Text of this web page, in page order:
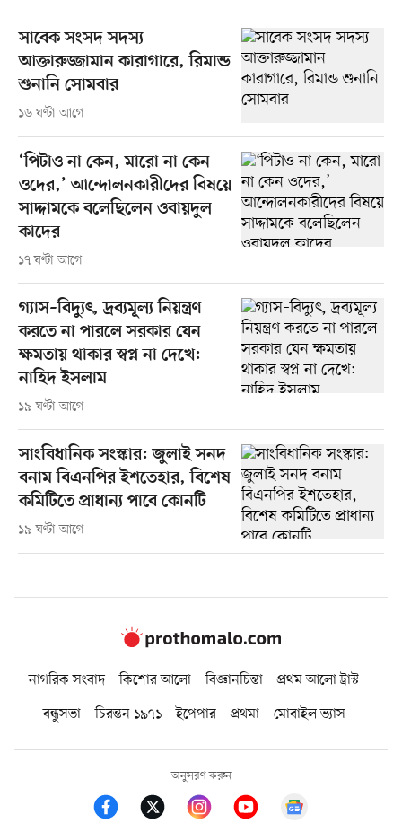
সাবেক সংসদ সদস্য
আক্তারুজ্জামান কারাগারে, রিমান্ড
শুনানি সোমবার
১৬ ঘণ্টা আগে
‘পিটাও না কেন, মারো না কেন
ওদের,’ আন্দোলনকারীদের বিষয়ে
সাদ্দামকে বলেছিলেন ওবায়দুল
কাদের
১৭ ঘণ্টা আগে
গ্যাস–বিদ্যুৎ, দ্রব্যমূল্য নিয়ন্ত্রণ
করতে না পারলে সরকার যেন
ক্ষমতায় থাকার স্বপ্ন না দেখে:
নাহিদ ইসলাম
১৯ ঘণ্টা আগে
সাংবিধানিক সংস্কার: জুলাই সনদ
বনাম বিএনপির ইশতেহার, বিশেষ
কমিটিতে প্রাধান্য পাবে কোনটি
১৯ ঘণ্টা আগে
নাগরিক সংবাদ কিশোর আলো বিজ্ঞানচিন্তা
প্রথম আলো ট্রাস্ট
বন্ধুসভা
চিরন্তন ১৯৭১ ইপেপার প্রথমা মোবাইল ভ্যাস
অনুসরণ করুন